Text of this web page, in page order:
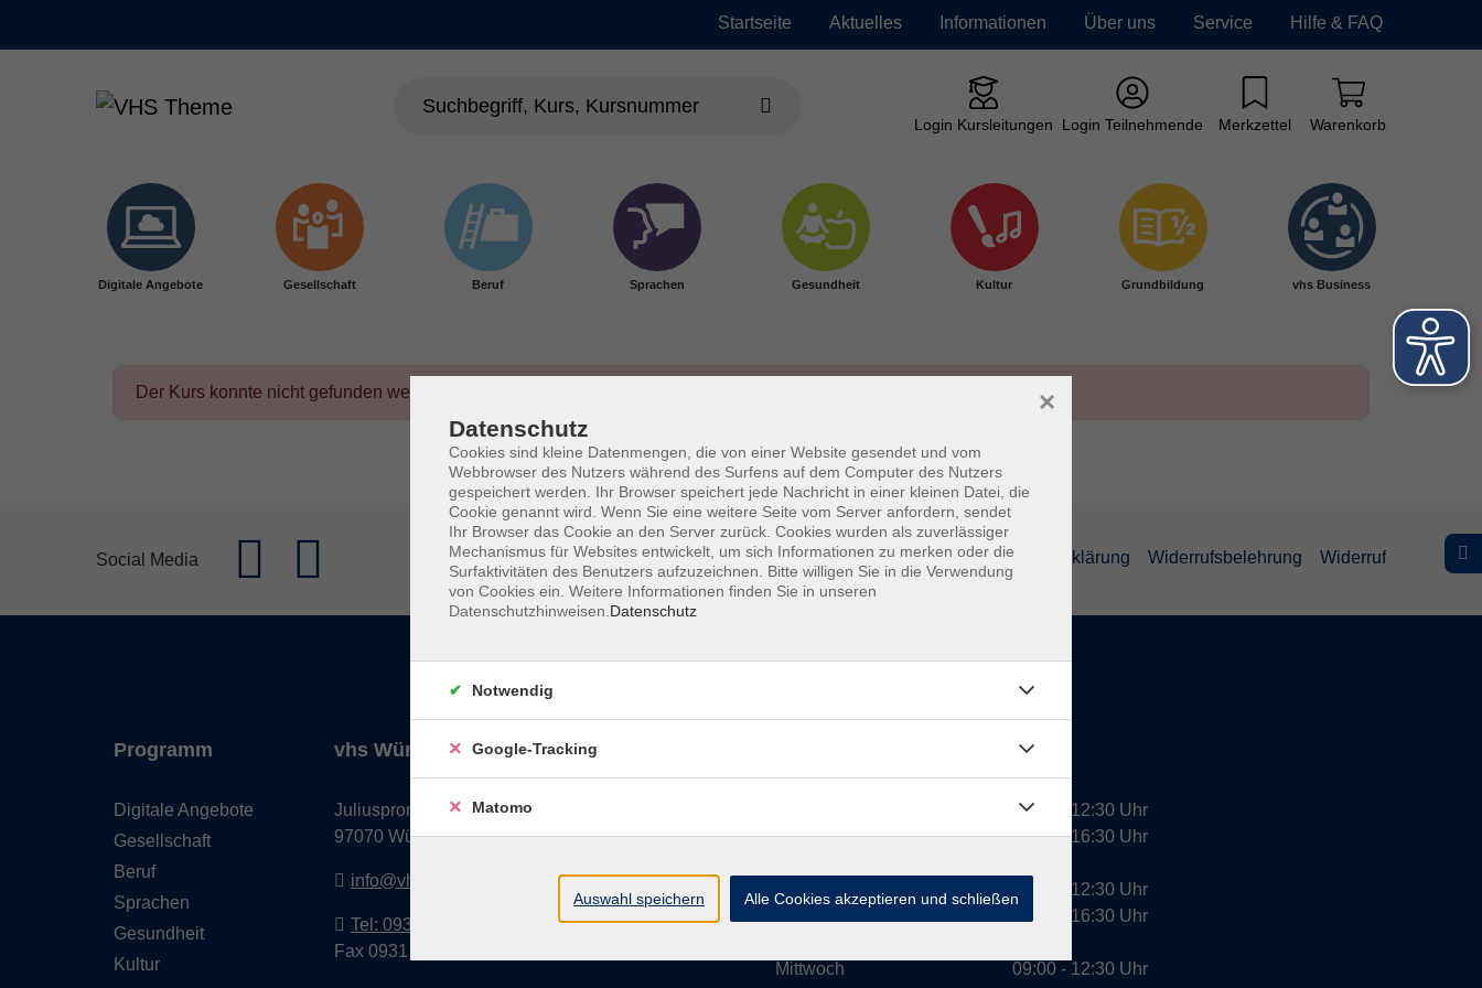
Startseite Aktuelles Informationen Über uns Service Hilfe & FAQ
Login Kursleitungen Login Teilnehmende Merkzettel Warenkorb
Digitale Angebote Gesellschaft Beruf Sprachen Gesundheit Kultur Grundbildung vhs Business
Der Kurs konnte nicht gefunden werden.
Social Media Impressum AGBs Datenschutzerklärung Barrierefreiheitserklärung Widerrufsbelehrung Widerruf
Programm
Digitale Angebote
Gesellschaft
Beruf
Sprachen
Gesundheit
Kultur
vhs Würzburg & Umgebung e. V.
Juliuspromenade 68
97070 Würzburg
info@vhs-wuerzburg.de
Tel: 0931 35593 0
Fax 0931 35593-20
Dienstag
Mittwoch
09:00 - 12:30 Uhr
13:00 - 16:30 Uhr
10:00 - 12:30 Uhr
13:00 - 16:30 Uhr
09:00 - 12:30 Uhr
Datenschutz
Cookies sind kleine Datenmengen, die von einer Website gesendet und vom
Webbrowser des Nutzers während des Surfens auf dem Computer des Nutzers
gespeichert werden. Ihr Browser speichert jede Nachricht in einer kleinen Datei, die
Cookie genannt wird. Wenn Sie eine weitere Seite vom Server anfordern, sendet
Ihr Browser das Cookie an den Server zurück. Cookies wurden als zuverlässiger
Mechanismus für Websites entwickelt, um sich Informationen zu merken oder die
Surfaktivitäten des Benutzers aufzuzeichnen. Bitte willigen Sie in die Verwendung
von Cookies ein. Weitere Informationen finden Sie in unseren
Datenschutzhinweisen. Datenschutz
×
Notwendig
Google-Tracking
Matomo
Auswahl speichern Alle Cookies akzeptieren und schließen